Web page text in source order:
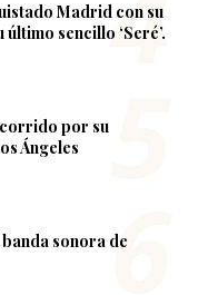
Madrid con su
sencillo ‘Seré’.
por su
Ángeles
sonora de